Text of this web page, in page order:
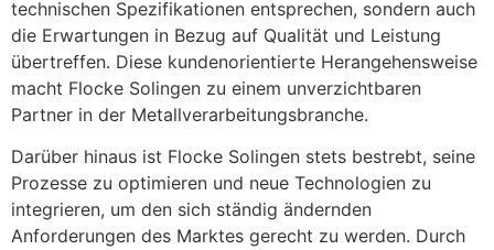
technischen Spezifikationen entsprechen, sondern auch
die Erwartungen in Bezug auf Qualität und Leistung
übertreffen. Diese kundenorientierte Herangehensweise
macht Flocke Solingen zu einem unverzichtbaren
Partner in der Metallverarbeitungsbranche.
Darüber hinaus ist Flocke Solingen stets bestrebt, seine
Prozesse zu optimieren und neue Technologien zu
integrieren, um den sich ständig ändernden
Anforderungen des Marktes gerecht zu werden. Durch